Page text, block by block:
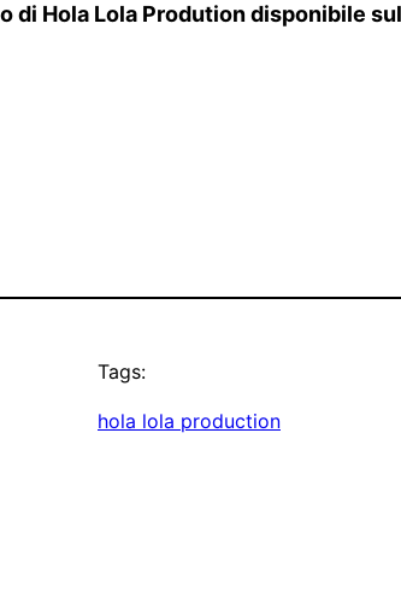
di Hola Lola Prodution disponibile
Tags:
hola lola production